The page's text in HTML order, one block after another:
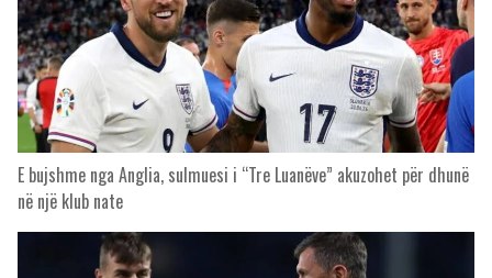
E bujshme nga Anglia, sulmuesi i “Tre Luanëve” akuzohet për dhunë
në një klub nate